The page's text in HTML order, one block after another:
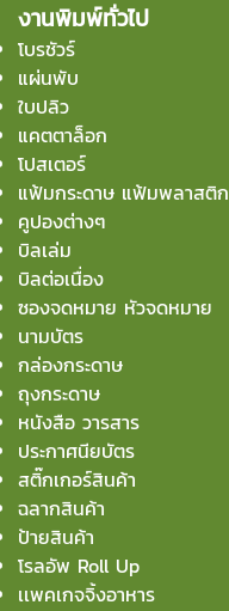
งานพิมพ์ทั่วไป
โบรชัวร์
แผ่นพับ
ใบปลิว
แคตตาล็อก
โปสเตอร์
แฟ้มกระดาษ แฟ้มพลาสติก
คูปองต่างๆ
บิลเล่ม
บิลต่อเนื่อง
ซองจดหมาย หัวจดหมาย
นามบัตร
กล่องกระดาษ
ถุงกระดาษ
หนังสือ วารสาร
ประกาศนียบัตร
สติ๊กเกอร์สินค้า
ฉลากสินค้า
ป้ายสินค้า
โรลอัพ Roll Up
เเพคเกจจิ้งอาหาร